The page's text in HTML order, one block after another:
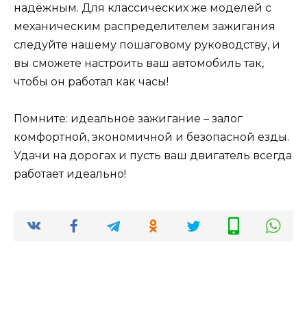
надёжным. Для классических же моделей с
механическим распределителем зажигания
следуйте нашему пошаговому руководству, и
вы сможете настроить ваш автомобиль так,
чтобы он работал как часы!
Помните: идеальное зажигание – залог
комфортной, экономичной и безопасной езды.
Удачи на дорогах и пусть ваш двигатель всегда
работает идеально!